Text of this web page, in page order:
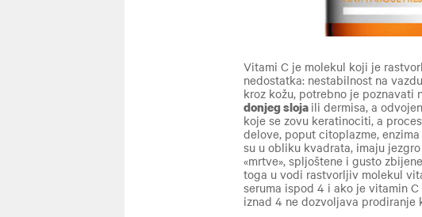
Vitami C je molekul koji je
nedostatka: nestabilnost na
kroz kožu, potrebno je poznavati
donjeg sloja ili dermisa, a
koje se zovu keratinociti, a
delove, poput citoplazme,
su u obliku kvadrata, imaju
«mrtve», spljoštene i gusto
toga u vodi rastvorljiv molekul
seruma ispod 4 i ako je vitamin
iznad 4 ne dozvoljava prodiranje